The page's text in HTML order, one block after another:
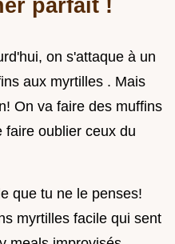
parfait !
on s'attaque à un
aux myrtilles . Mais
On va faire des muffins
faire oublier ceux du
que tu ne le penses!
myrtilles facile qui sent